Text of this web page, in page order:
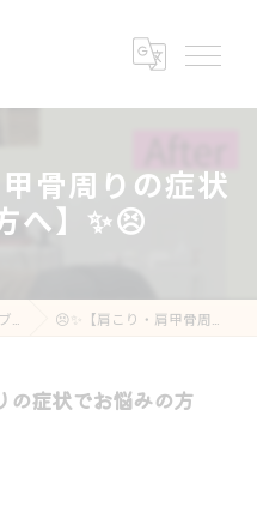
骨周りの症状
へ】✨😣
ブログ 😣✨【肩こり・肩甲骨周りの症状でお悩みの方へ】✨😣
の症状でお悩みの方